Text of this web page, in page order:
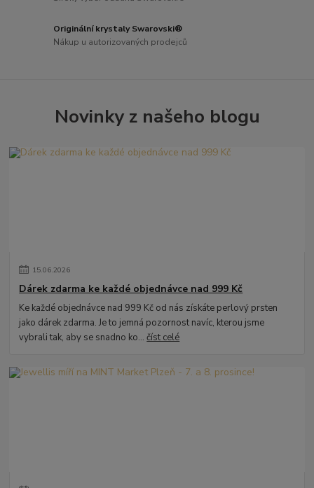
Originální krystaly Swarovski®
Nákup u autorizovaných prodejců
Novinky z našeho blogu
15.06.2026
Dárek zdarma ke každé objednávce nad 999 Kč
Ke každé objednávce nad 999 Kč od nás získáte perlový prsten
jako dárek zdarma. Je to jemná pozornost navíc, kterou jsme
vybrali tak, aby se snadno ko...číst celé